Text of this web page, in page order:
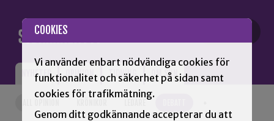
COOKIES
Vi använder enbart nödvändiga cookies för
funktionalitet och säkerhet på sidan samt
cookies för trafikmätning.
Genom ditt godkännande accepterar du att
NYHETER OPINION TIDNING OM SNN